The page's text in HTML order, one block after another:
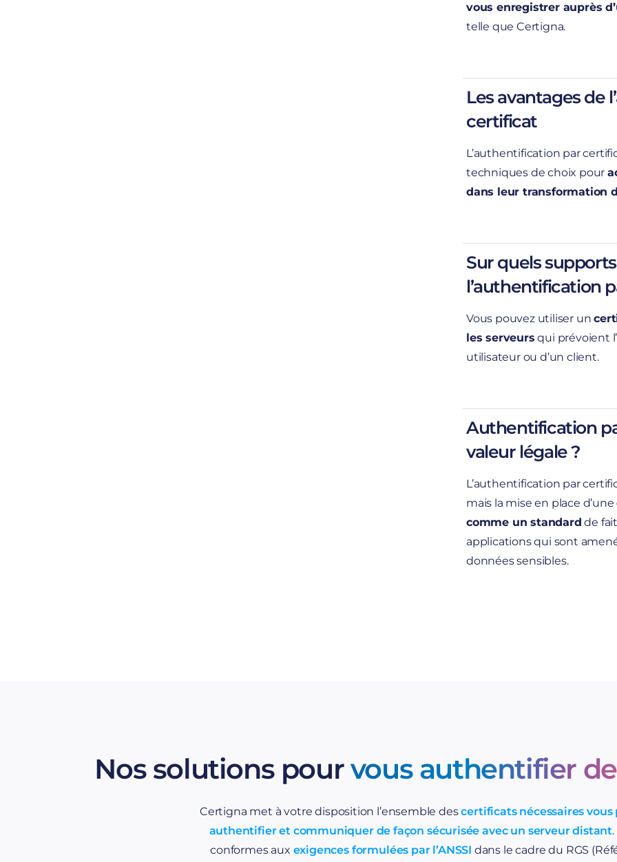
vous enregistrer auprès
telle que Certigna.
de vous authentifier avec
correspondance est
L’authentification par
comme protection
politique de sécurité
plusieurs facteurs. A la
aux tentatives
d’identité. Cette phase
Les avantages de
certificat
L’authentification par
techniques de choix pour
dans leur transformation
avènement
matériels personnels
your own device
IoT
paramétrer
Sur quels
l’authentification
Vous pouvez utiliser un
les serveurs qui prévoient
utilisateur ou d’un client.
authentification par
Authentification
valeur légale ?
L’authentification par
mais la mise en place d’une
comme un standard de
applications qui sont
données sensibles.
Nos solutions pourvous authentifier
Certigna met à votre disposition l’ensemble descertificats nécessaires
authentifier et communiquer de façon sécurisée avec un serveur distant
conformes aux exigences formulées par l’ANSSI dans le cadre du RGS